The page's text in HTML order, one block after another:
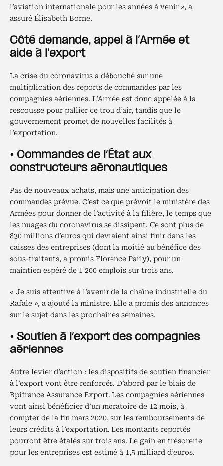
l’aviation internationale pour les années à venir », a
assuré Élisabeth Borne.
Côté demande, appel à l’Armée et
aide à l’export
La crise du coronavirus a débouché sur une
multiplication des reports de commandes par les
compagnies aériennes. L’Armée est donc appelée à la
rescousse pour pallier ce trou d’air, tandis que le
gouvernement promet de nouvelles facilités à
l’exportation.
• Commandes de l’État aux
constructeurs aéronautiques
Pas de nouveaux achats, mais une anticipation des
commandes prévue. C’est ce que prévoit le ministère des
Armées pour donner de l’activité à la filière, le temps que
les nuages du coronavirus se dissipent. Ce sont plus de
830 millions d’euros qui devraient ainsi finir dans les
caisses des entreprises (dont la moitié au bénéfice des
sous-traitants, a promis Florence Parly), pour un
maintien espéré de 1 200 emplois sur trois ans.
« Je suis attentive à l’avenir de la chaîne industrielle du
Rafale », a ajouté la ministre. Elle a promis des annonces
sur le sujet dans les prochaines semaines.
• Soutien à l’export des compagnies
aériennes
Autre levier d’action : les dispositifs de soutien financier
à l’export vont être renforcés. D’abord par le biais de
Bpifrance Assurance Export. Les compagnies aériennes
vont ainsi bénéficier d’un moratoire de 12 mois, à
compter de la fin mars 2020, sur les remboursements de
leurs crédits à l’exportation. Les montants reportés
pourront être étalés sur trois ans. Le gain en trésorerie
pour les entreprises est estimé à 1,5 milliard d’euros.